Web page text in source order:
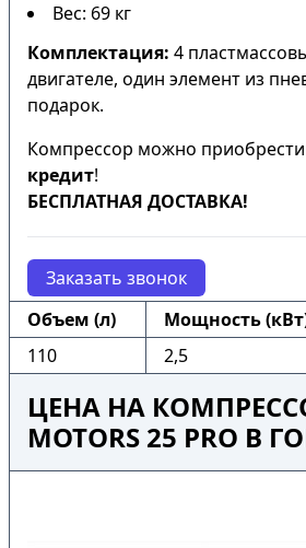
Вес: 69 кг
Комплектация: 4
двигателе, один элемент из
подарок.
Компрессор можно
кредит!
БЕСПЛАТНАЯ ДОСТАВКА!
Заказать звонок
Объем (л)
Мощность
110
2,5
ЦЕНА НА
MOTORS 25 PRO В